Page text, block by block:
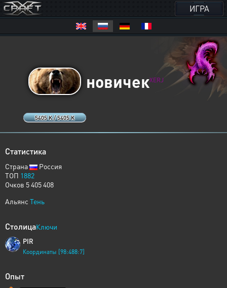
ИГРА
5405 K / 5405 K
новичекXERJ
Статистика
Страна
Россия
ТОП 1882
Очков 5 405 408
Альянс Тень
СтолицаКлючи
PIR
Координаты [98:488:7]
Опыт